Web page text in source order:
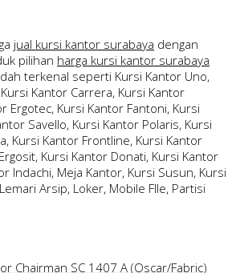
jual kursi kantor surabaya dengan
pilihan harga kursi kantor surabaya
terkenal seperti Kursi Kantor Uno,
Kantor Carrera, Kursi Kantor
Ergotec, Kursi Kantor Fantoni, Kursi
Savello, Kursi Kantor Polaris, Kursi
Kursi Kantor Frontline, Kursi Kantor
Kursi Kantor Donati, Kursi Kantor
Indachi, Meja Kantor, Kursi Susun, Kursi
Arsip, Loker, Mobile FIle, Partisi